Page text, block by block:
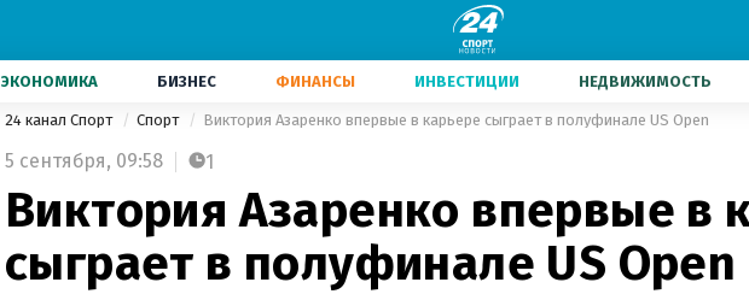
ЭКОНОМИКА БИЗНЕС ФИНАНСЫ ИНВЕСТИЦИИ НЕДВИЖИМОСТЬ
24 канал Спорт Спорт Виктория Азаренко впервые в карьере сыграет в полуфинале US Open
5 сентября, 09:58 1
Виктория Азаренко впервые в
сыграет в полуфинале US Open